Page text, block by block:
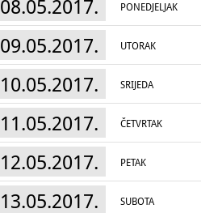
08.05.2017. PONEDJELJAK
09.05.2017. UTORAK
10.05.2017. SRIJEDA
11.05.2017. ČETVRTAK
12.05.2017. PETAK
13.05.2017. SUBOTA